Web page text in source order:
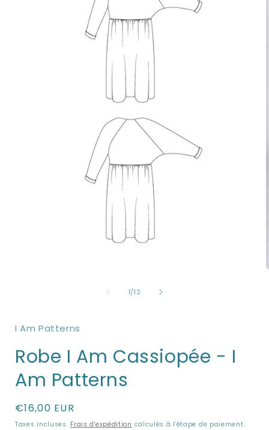
fenêtre
1/de
12
I Am Patterns
Robe I Am Cassiopée - I
Am Patterns
Prix
habituel
€16,00 EUR
Taxes incluses. Frais d'expédition calculés à l'étape de paiement.